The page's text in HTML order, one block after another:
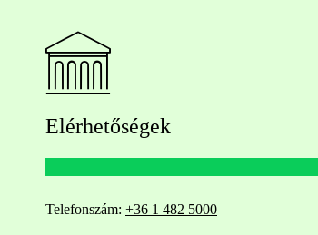
Elérhetőségek
Telefonszám: +36 1 482 5000